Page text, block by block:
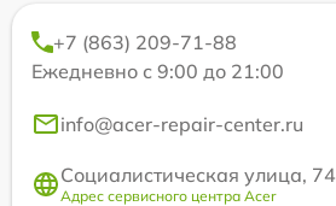
+7 (863) 209-71-88
Ежедневно с 9:00 до 21:00
info@acer-repair-center.ru
Социалистическая улица, 74
Адрес сервисного центра Acer